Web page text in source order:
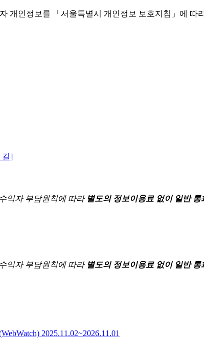
개인정보를 「서울특별시 개인정보 보호지침」에 따
길]
수익자 부담원칙에 따라 별도의 정보이용료 없이 일반
수익자 부담원칙에 따라 별도의 정보이용료 없이 일반